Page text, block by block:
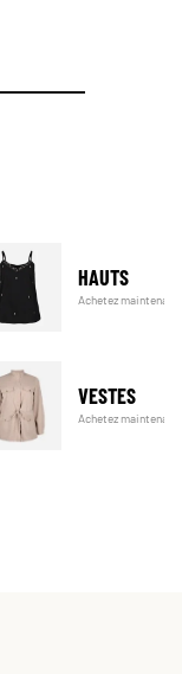
HAUTS
Achetez maintenant
VESTES
Achetez maintenant